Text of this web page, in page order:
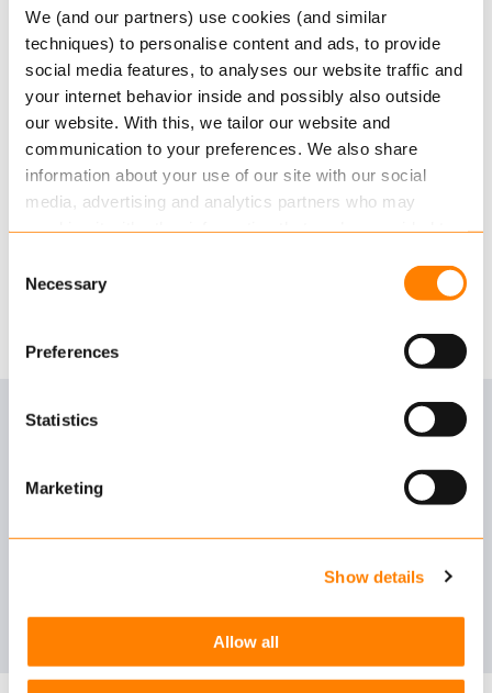
We (and our partners) use cookies (and similar
techniques) to personalise content and ads, to provide
social media features, to analyses our website traffic and
your internet behavior inside and possibly also outside
our website. With this, we tailor our website and
communication to your preferences. We also share
information about your use of our site with our social
media, advertising and analytics partners who may
services.
about this in our cookie statement. Through
the cookie settings under “Details”, you can determine
withdraw
Selection
Necessary
Preferences
Statistics
Marketing
Show details
Allow all
ze kunnen dienen als compleet adviesplatform
door middel van de standaard UI die Keylane Obex
aanbiedt of door uw eigen UI er bovenop te
bouwen.
Meer informatie
Wilt u meer weten, of wilt u een demo
aanvragen? Neem contact op via het
Een aanzienlijke efficiëntieverbetering voor de
interne processen realiseren op het gebied van
dataverzameling en polisaanpassing